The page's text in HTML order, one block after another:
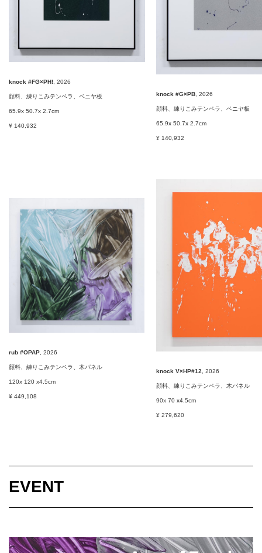
knock #FG×PH!, 2026
顔料、練りこみテンペラ、ベニヤ板
65.9x 50.7x 2.7cm
¥ 140,932
knock #G×PB , 2026
顔料、練りこみテンペラ、ベニヤ板
65.9x 50.7x 2.7cm
¥ 140,932
rub #OPAP , 2026
顔料、練りこみテンペラ、木パネル
120x 120 x4.5cm
¥ 449,108
knock V×HP#12 , 2026
顔料、練りこみテンペラ、木パネル
90x 70 x4.5cm
¥ 279,620
EVENT